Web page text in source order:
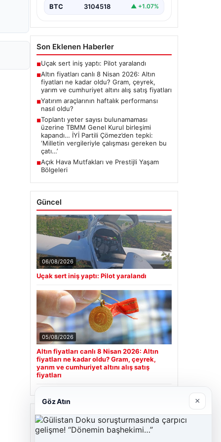
BTC 3104518 ▲ +1.07%
Son Eklenen Haberler
■Uçak sert iniş yaptı: Pilot yaralandı
■Altın fiyatları canlı 8 Nisan 2026: Altın
fiyatları ne kadar oldu? Gram, çeyrek,
yarım ve cumhuriyet altını alış satış fiyatları
■Yatırım araçlarının haftalık performansı
nasıl oldu?
■Toplantı yeter sayısı bulunamaması
üzerine TBMM Genel Kurul birleşimi
kapandı… İYİ Partili Çömez’den tepki:
‘Milletin vergileriyle çalışması gereken bu
çatı…’
■Açık Hava Mutfakları ve Prestijli Yaşam
Bölgeleri
Güncel
06/08/2026
Uçak sert iniş yaptı: Pilot yaralandı
05/08/2026
Altın fiyatları canlı 8 Nisan 2026: Altın
fiyatları ne kadar oldu? Gram, çeyrek,
yarım ve cumhuriyet altını alış satış
fiyatları
Son Eklenen Firmalar
Hastaş Beton
Göz Atın ×